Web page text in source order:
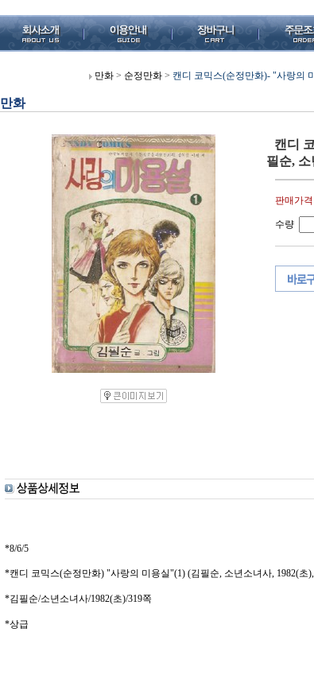
만화 > 순정만화 > 캔디 코믹스(순정만화)- "사랑의
만화
캔디
필순, 소
판매가
수량
*8/6/5
*캔디 코믹스(순정만화) "사랑의 미용실"(1) (김필순, 소년소녀사, 1982(초
*김필순/소년소녀사/1982(초)/319쪽
*상급